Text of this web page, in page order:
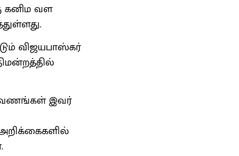
கனிம வள
விஜயபாஸ்கர்
இவர்